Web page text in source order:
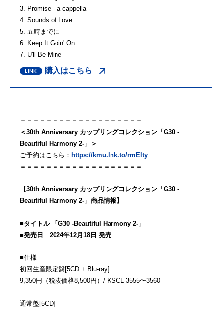
3. Promise - a cappella -
4. Sounds of Love
5. 五時までに
6. Keep It Goin' On
7. U'll Be Mine
購入はこちら
＝＝＝＝＝＝＝＝＝＝＝＝＝＝＝＝＝＝＝
＜30th Anniversary カップリングコレクション「G30 -
Beautiful Harmony 2-」＞
ご予約はこちら： https://kmu.lnk.to/rmElty
＝＝＝＝＝＝＝＝＝＝＝＝＝＝＝＝＝＝＝
【30th Anniversary カップリングコレクション「G30 -
Beautiful Harmony 2-」商品情報】
■タイトル 「G30 -Beautiful Harmony 2-」
■発売日 2024年12月18日 発売
■仕様
初回生産限定盤[5CD + Blu-ray]
9,350円（税抜価格8,500円）/ KSCL-3555〜3560
通常盤[5CD]